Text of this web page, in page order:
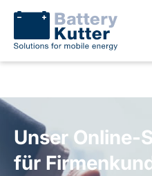
Unser Online-
für